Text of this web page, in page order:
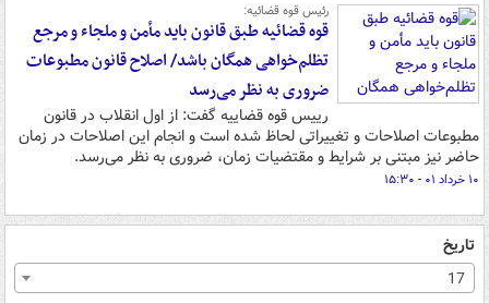
رئیس قوه قضائیه:
قوه قضائیه طبق قانون باید مأمن و ملجاء و مرجع
تظلم‌خواهی همگان باشد/ اصلاح قانون مطبوعات
ضروری به نظر می‌رسد
رییس قوه قضاییه گفت: از اول انقلاب در قانون
مطبوعات اصلاحات و تغییراتی لحاظ شده است و انجام این اصلاحات در زمان
حاضر نیز مبتنی بر شرایط و مقتضیات زمان، ضروری به نظر می‌رسد.
۱۰ خرداد ۰۱ - ۱۵:۳۰
تاریخ
17